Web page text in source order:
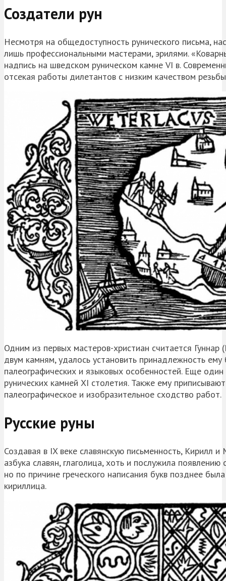
Создатели рун
Несмотря на общедоступность рунического письма,
лишь профессиональными мастерами, эрилями.
надпись на шведском руническом камне VI в.
отсекая работы дилетантов с низким качеством
Одним из первых мастеров-христиан считается
двум камням, удалось установить принадлежность
палеографических и языковых особенностей. Еще
рунических камней XI столетия. Также ему
палеографическое и изобразительное сходство работ.
Русские руны
Создавая в IX веке славянскую письменность, Кирилл
азбука славян, глаголица, хоть и послужила
но по причине греческого написания букв позднее
кириллица.